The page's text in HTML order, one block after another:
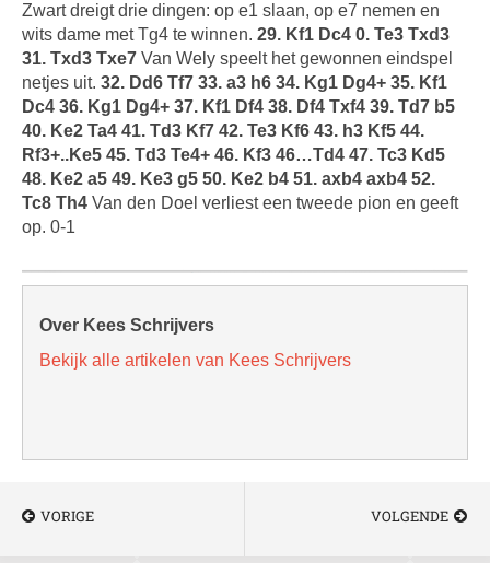
Zwart dreigt drie dingen: op e1 slaan, op e7 nemen en
wits dame met Tg4 te winnen. 29. Kf1 Dc4 0. Te3 Txd3
31. Txd3 Txe7 Van Wely speelt het gewonnen eindspel
netjes uit. 32. Dd6 Tf7 33. a3 h6 34. Kg1 Dg4+ 35. Kf1
Dc4 36. Kg1 Dg4+ 37. Kf1 Df4 38. Df4 Txf4 39. Td7 b5
40. Ke2 Ta4 41. Td3 Kf7 42. Te3 Kf6 43. h3 Kf5 44.
Rf3+..Ke5 45. Td3 Te4+ 46. Kf3 46…Td4 47. Tc3 Kd5
48. Ke2 a5 49. Ke3 g5 50. Ke2 b4 51. axb4 axb4 52.
Tc8 Th4 Van den Doel verliest een tweede pion en geeft
op. 0-1
Over Kees Schrijvers
Bekijk alle artikelen van Kees Schrijvers
VORIGE VOLGENDE